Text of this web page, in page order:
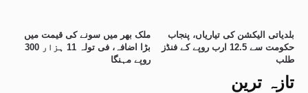
تازہ ترین
ملک بھر میں سونے کی قیمت میں
بڑا اضافہ، فی تولہ 11 ہزار 300
روپے مہنگا
بلدیاتی الیکشن کی تیاریاں، پنجاب
حکومت سے 12.5 ارب روپے کے فنڈز
طلب